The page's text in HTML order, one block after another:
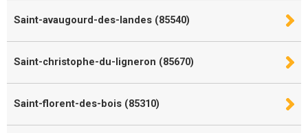
Saint-avaugourd-des-landes (85540)
Saint-christophe-du-ligneron (85670)
Saint-florent-des-bois (85310)